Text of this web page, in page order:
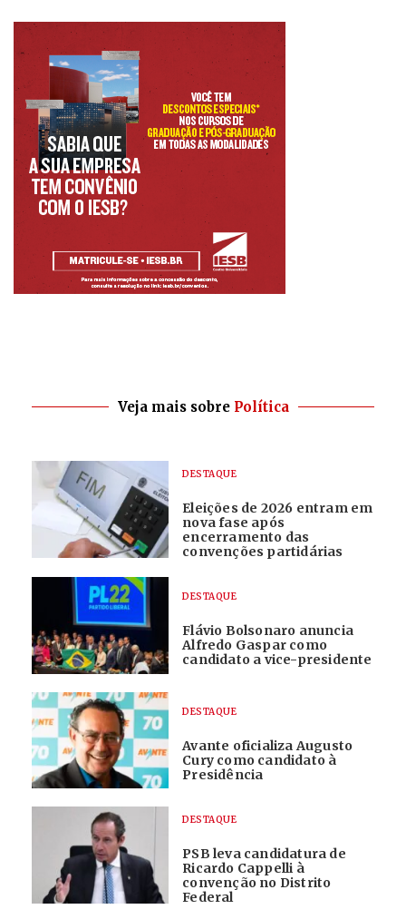
Veja mais sobre Política
DESTAQUE
Eleições de 2026 entram em
nova fase após
encerramento das
convenções partidárias
DESTAQUE
Flávio Bolsonaro anuncia
Alfredo Gaspar como
candidato a vice-presidente
DESTAQUE
Avante oficializa Augusto
Cury como candidato à
Presidência
DESTAQUE
PSB leva candidatura de
Ricardo Cappelli à
convenção no Distrito
Federal